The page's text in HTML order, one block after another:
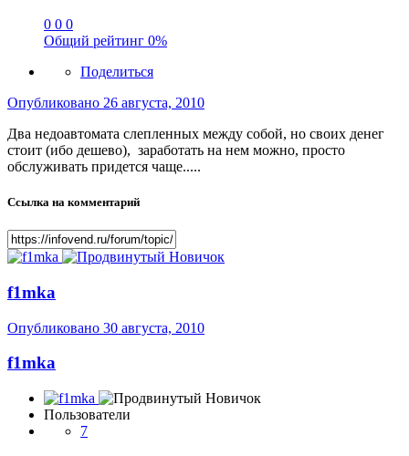
0 0 0
Общий рейтинг 0%
Поделиться
Опубликовано 26 августа, 2010
Два недоавтомата слепленных между собой, но своих денег
стоит (ибо дешево), заработать на нем можно, просто
обслуживать придется чаще.....
Ссылка на комментарий
f1mka
Опубликовано 30 августа, 2010
f1mka
Пользователи
7